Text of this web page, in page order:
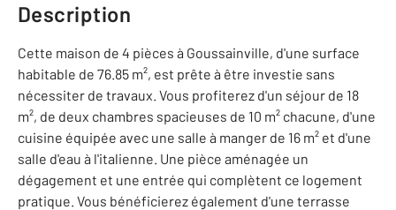
Description
Cette maison de 4 pièces à Goussainville, d'une surface
habitable de 76.85 m², est prête à être investie sans
nécessiter de travaux. Vous profiterez d'un séjour de 18
m², de deux chambres spacieuses de 10 m² chacune, d'une
cuisine équipée avec une salle à manger de 16 m² et d'une
salle d'eau à l'italienne. Une pièce aménagée un
dégagement et une entrée qui complètent ce logement
pratique. Vous bénéficierez également d'une terrasse